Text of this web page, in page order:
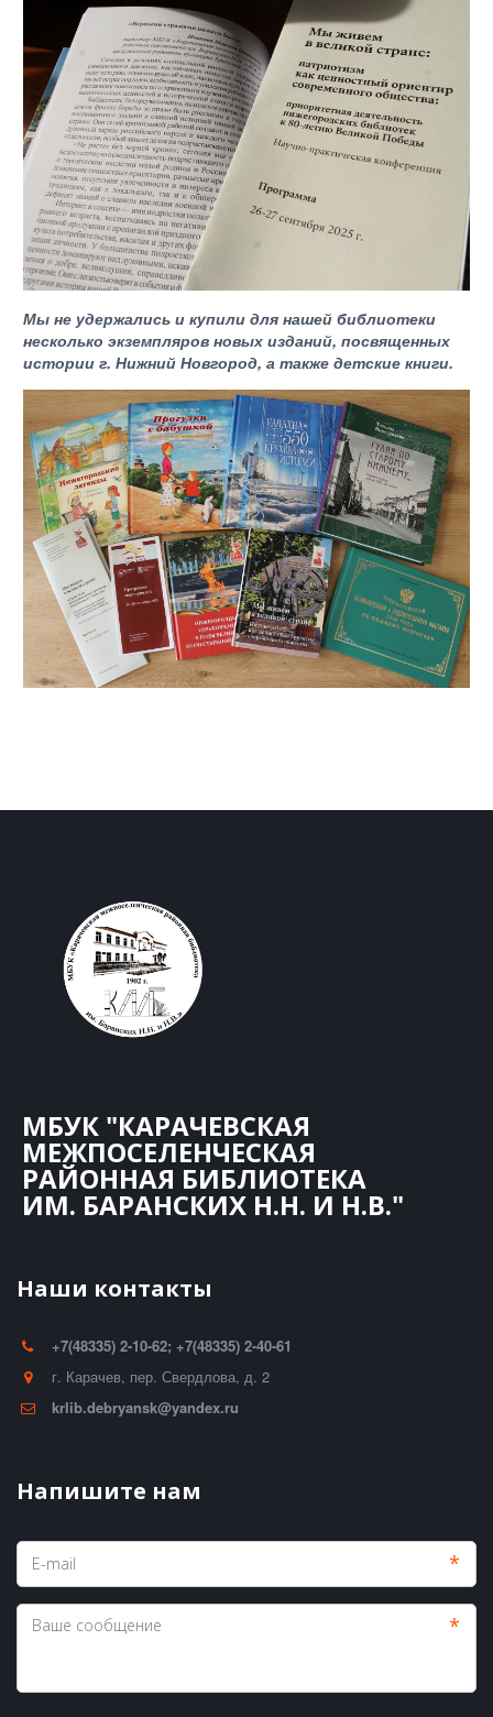
Мы не удержались и купили для нашей библиотеки
несколько экземпляров новых изданий, посвященных
истории г. Нижний Новгород, а также детские книги.
МБУК "КАРАЧЕВСКАЯ
МЕЖПОСЕЛЕНЧЕСКАЯ
РАЙОННАЯ БИБЛИОТЕКА
ИМ. БАРАНСКИХ Н.Н. И Н.В."
Наши контакты
+7(48335) 2-10-62; +7(48335) 2-40-61
г. Карачев, пер. Свердлова, д. 2
krlib.debryansk@yandex.ru
Напишите нам
*
*